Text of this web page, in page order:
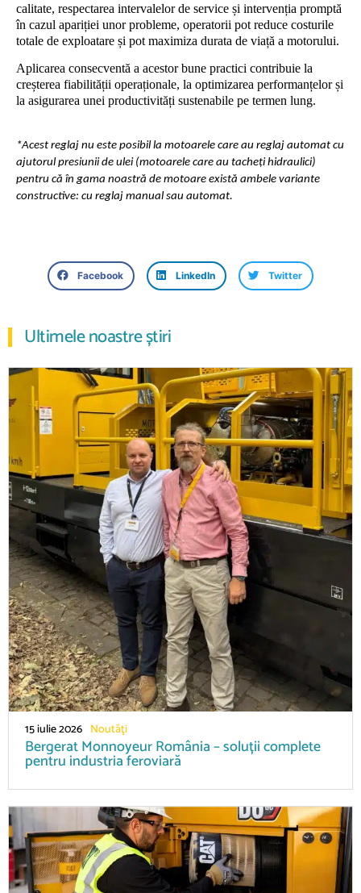
calitate, respectarea intervalelor de service și intervenția promptă
în cazul apariției unor probleme, operatorii pot reduce costurile
totale de exploatare și pot maximiza durata de viață a motorului.
Aplicarea consecventă a acestor bune practici contribuie la
creșterea fiabilității operaționale, la optimizarea performanțelor și
la asigurarea unei productivități sustenabile pe termen lung.
*Acest reglaj nu este posibil la motoarele care au reglaj automat cu
ajutorul presiunii de ulei (motoarele care au tacheți hidraulici)
pentru că în gama noastră de motoare există ambele variante
constructive: cu reglaj manual sau automat.
Facebook LinkedIn Twitter
Ultimele noastre știri
15 iulie 2026 Noutăţi
Bergerat Monnoyeur România – soluții complete
pentru industria feroviară